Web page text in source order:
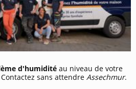
d'humidité au niveau de votre
sans attendre Assechmur.